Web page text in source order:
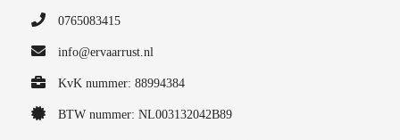
0765083415
info@ervaarrust.nl
KvK nummer: 88994384
BTW nummer: NL003132042B89